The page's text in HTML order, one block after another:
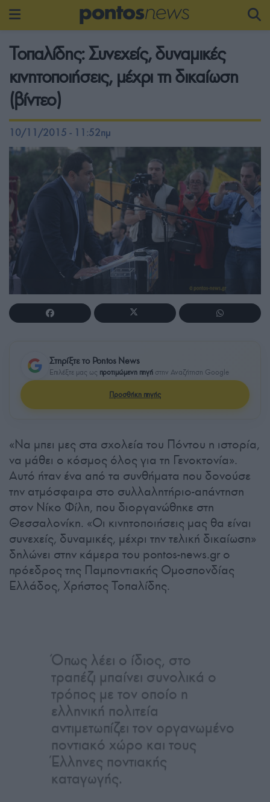
Τοπαλίδης: Συνεχείς, δυναμικές
κινητοποιήσεις, μέχρι τη δικαίωση
(βίντεο)
10/11/2015 - 11:52πμ
Στηρίξτε το Pontos News
Επιλέξτε μας ως προτιμώμενη πηγή στην Αναζήτηση Google
Προσθήκη πηγής
«Να μπει μες στα σχολεία του Πόντου η ιστορία,
να μάθει ο κόσμος όλος για τη Γενοκτονία».
Αυτό ήταν ένα από τα συνθήματα που δονούσε
την ατμόσφαιρα στο συλλαλητήριο-απάντηση
στον Νίκο Φίλη, που διοργανώθηκε στη
Θεσσαλονίκη. «Οι κινητοποιήσεις μας θα είναι
συνεχείς, δυναμικές, μέχρι την τελική δικαίωση»
δηλώνει στην κάμερα του pontos-news.gr ο
πρόεδρος της Παμποντιακής Ομοσπονδίας
Ελλάδος, Χρήστος Τοπαλίδης.
Όπως λέει ο ίδιος, στο
τραπέζι μπαίνει συνολικά ο
τρόπος με τον οποίο η
ελληνική πολιτεία
αντιμετωπίζει τον οργανωμένο
ποντιακό χώρο και τους
Έλληνες ποντιακής
καταγωγής.